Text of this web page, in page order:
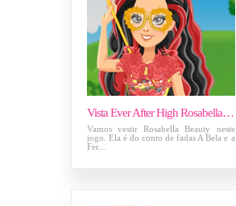
Vista Ever After High Rosabella Beauty
Vamos vestir Rosabella Beauty neste
jogo. Ela é do conto de fadas A Bela e a
Fer...